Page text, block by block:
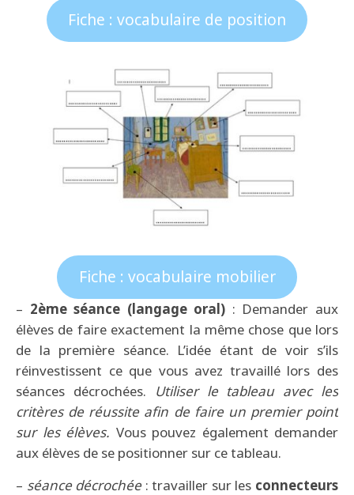
Fiche : vocabulaire de position
Fiche : vocabulaire mobilier
– 2ème séance (langage oral) : Demander aux
élèves de faire exactement la même chose que lors
de la première séance. L’idée étant de voir s’ils
réinvestissent ce que vous avez travaillé lors des
séances décrochées.
Utiliser le tableau avec les
critères de réussite afin de faire un premier point
sur les élèves. Vous pouvez également demander
aux élèves de se positionner sur ce tableau.
– séance décrochée: travailler sur les connecteurs